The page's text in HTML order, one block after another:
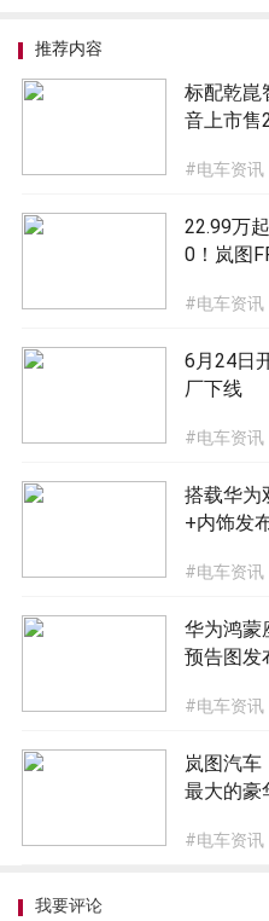
推荐内容
标配乾崑
音上市售
#电车资讯
22.99万
0！岚图
#电车资讯
6月24日
厂下线
#电车资讯
搭载华为
+内饰发
#电车资讯
华为鸿蒙
预告图发
#电车资讯
岚图汽车
最大的豪
#电车资讯
我要评论